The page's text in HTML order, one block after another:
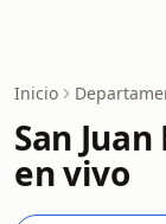
Inicio
San
en vivo